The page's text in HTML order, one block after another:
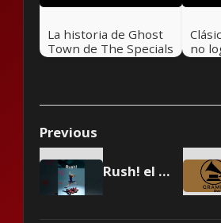
La historia de Ghost
Town de The Specials
🎸 Rock Pretérito
no
Hot
Previous
Rush! el nuevo álbum de la agrupación italiana Måneskin